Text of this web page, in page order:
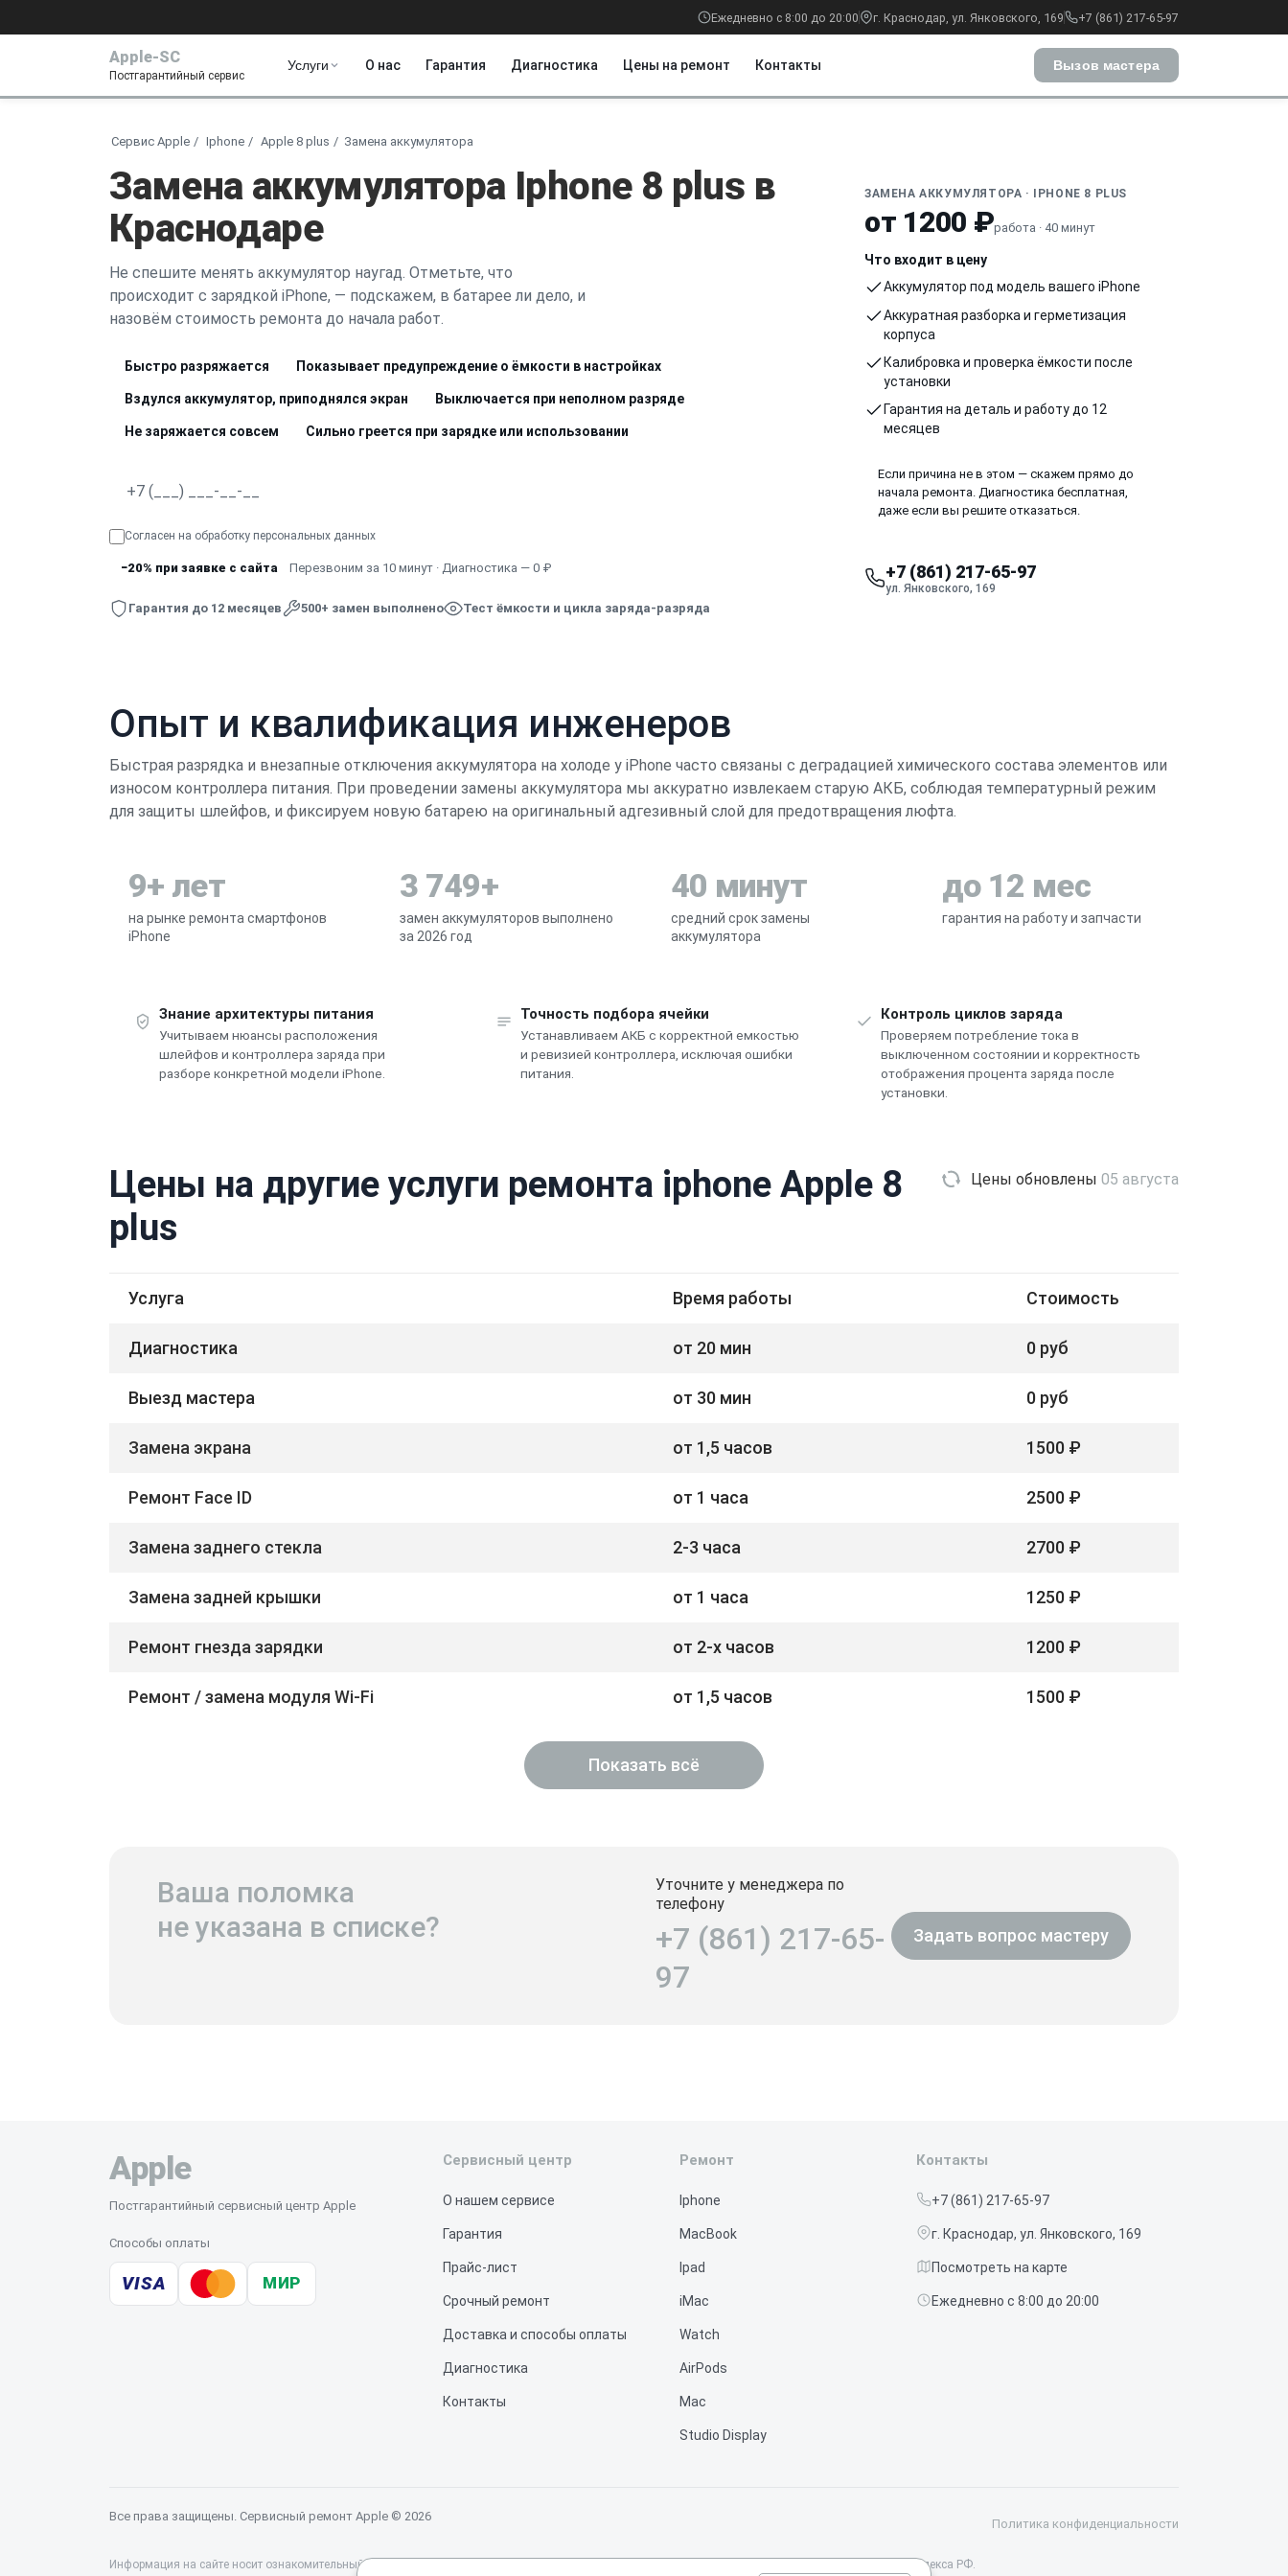
Ежедневно с 8:00 до 20:00 г. Краснодар, ул. Янковского, 169 +7 (861) 217-65-97
Apple-SC
Постгарантийный сервис
Услуги О нас Гарантия Диагностика Цены на ремонт Контакты Вызов мастера
Сервис Apple Iphone Apple 8 plus Замена аккумулятора
Замена аккумулятора Iphone 8 plus в
Краснодаре
Не спешите менять аккумулятор наугад. Отметьте, что
происходит с зарядкой iPhone, — подскажем, в батарее ли дело, и
назовём стоимость ремонта до начала работ.
Быстро разряжается Показывает предупреждение о ёмкости в настройках
Вздулся аккумулятор, приподнялся экран Выключается при неполном разряде
Не заряжается совсем Сильно греется при зарядке или использовании
Согласен на обработку персональных данных
−20% при заявке с сайта Перезвоним за 10 минут · Диагностика — 0 ₽
Гарантия до 12 месяцев 500+ замен выполнено Тест ёмкости и цикла заряда-разряда
ЗАМЕНА АККУМУЛЯТОРА · IPHONE 8 PLUS
от 1200 ₽работа · 40 минут
Что входит в цену
Аккумулятор под модель вашего iPhone
Аккуратная разборка и герметизация
корпуса
Калибровка и проверка ёмкости после
установки
Гарантия на деталь и работу до 12
месяцев
Если причина не в этом — скажем прямо до
начала ремонта. Диагностика бесплатная,
даже если вы решите отказаться.
+7 (861) 217-65-97
ул. Янковского, 169
Опыт и квалификация инженеров
Быстрая разрядка и внезапные отключения аккумулятора на холоде у iPhone часто связаны с деградацией химического состава элементов или
износом контроллера питания. При проведении замены аккумулятора мы аккуратно извлекаем старую АКБ, соблюдая температурный режим
для защиты шлейфов, и фиксируем новую батарею на оригинальный адгезивный слой для предотвращения люфта.
9+ лет
на рынке ремонта смартфонов
iPhone
3 749+
замен аккумуляторов выполнено
за 2026 год
40 минут
средний срок замены
аккумулятора
до 12 мес
гарантия на работу и запчасти
Знание архитектуры питания
Учитываем нюансы расположения
шлейфов и контроллера заряда при
разборе конкретной модели iPhone.
Точность подбора ячейки
Устанавливаем АКБ с корректной емкостью
и ревизией контроллера, исключая ошибки
питания.
Контроль циклов заряда
Проверяем потребление тока в
выключенном состоянии и корректность
отображения процента заряда после
установки.
Цены на другие услуги ремонта iphone Apple 8
plus
Цены обновлены 05 августа
Услуга Время работы Стоимость
Диагностика от 20 мин 0 руб
Выезд мастера от 30 мин 0 руб
Замена экрана от 1,5 часов 1500 ₽
Ремонт Face ID от 1 часа 2500 ₽
Замена заднего стекла 2-3 часа 2700 ₽
Замена задней крышки от 1 часа 1250 ₽
Ремонт гнезда зарядки от 2-х часов 1200 ₽
Ремонт / замена модуля Wi-Fi от 1,5 часов 1500 ₽
Показать всё
Ваша поломка
не указана в списке?
Уточните у менеджера по
телефону
+7 (861) 217-65-
97
Задать вопрос мастеру
Apple
Постгарантийный сервисный центр Apple
Способы оплаты
VISA МИР
Сервисный центр
О нашем сервисе
Гарантия
Прайс-лист
Срочный ремонт
Доставка и способы оплаты
Диагностика
Контакты
Ремонт
Iphone
MacBook
Ipad
iMac
Watch
AirPods
Mac
Studio Display
Контакты
+7 (861) 217-65-97
г. Краснодар, ул. Янковского, 169
Посмотреть на карте
Ежедневно с 8:00 до 20:00
Все права защищены. Сервисный ремонт Apple © 2026
Политика конфиденциальности
Информация на сайте носит ознакомительный характер и не является публичной офертой, определяемой положениями статьи 437 Гражданского кодекса РФ.